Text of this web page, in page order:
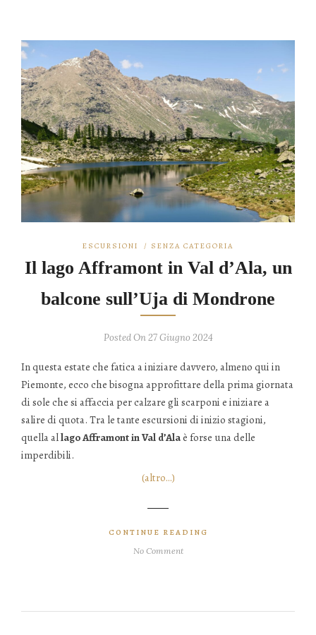
ESCURSIONI / SENZA CATEGORIA
Il lago Afframont in Val d’Ala, un
balcone sull’Uja di Mondrone
Posted On 27 Giugno 2024
In questa estate che fatica a iniziare davvero, almeno qui in
Piemonte, ecco che bisogna approfittare della prima giornata
di sole che si affaccia per calzare gli scarponi e iniziare a
salire di quota. Tra le tante escursioni di inizio stagioni,
quella allago Afframont in Val d’Alaè forse una delle
imperdibili.
(altro…)
CONTINUE READING
No Comment